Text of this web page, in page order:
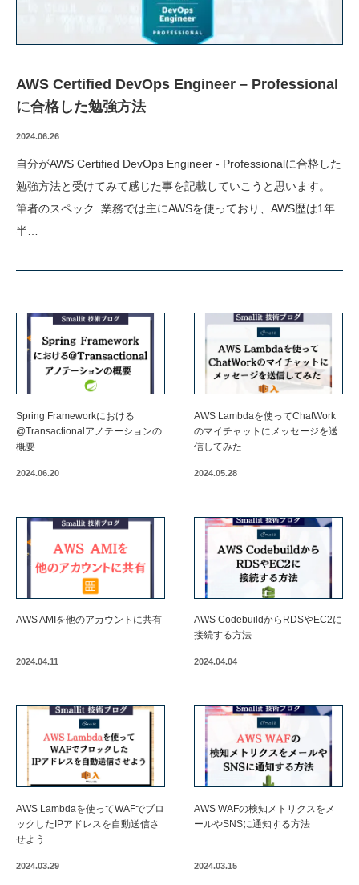
AWS Certified DevOps Engineer – Professional
に合格した勉強方法
2024.06.26
自分がAWS Certified DevOps Engineer - Professionalに合格した
勉強方法と受けてみて感じた事を記載していこうと思います。
筆者のスペック 業務では主にAWSを使っており、AWS歴は1年
半…
Spring Frameworkにおける
@Transactionalアノテーションの
概要
2024.06.20
AWS Lambdaを使ってChatWork
のマイチャットにメッセージを送
信してみた
2024.05.28
AWS AMIを他のアカウントに共有
2024.04.11
AWS CodebuildからRDSやEC2に
接続する方法
2024.04.04
AWS Lambdaを使ってWAFでブロ
ックしたIPアドレスを自動送信さ
せよう
2024.03.29
AWS WAFの検知メトリクスをメ
ールやSNSに通知する方法
2024.03.15